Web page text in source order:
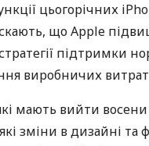
цьогорічних
що Apple
підтримки
виробничих
мають вийти
зміни в дизайні та